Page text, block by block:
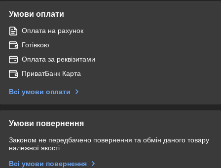
Умови оплати
Оплата на рахунок
Готівкою
Оплата за реквізитами
ПриватБанк Карта
Всі умови оплати
Умови повернення
Законом не передбачено повернення та обмін даного товару
належної якості
Всі умови повернення